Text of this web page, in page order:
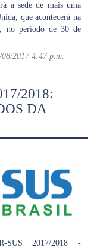
a sede de mais uma
que acontecerá na
no período de 30 de
08/2017 4:47 p.m.
2018:
DA
SUS 2017/2018 -